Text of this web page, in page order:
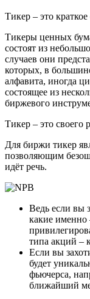
Тикер – это
Тикеры ценных
состоят из
случаев они
которых, в
алфавита, иногда
состоящее из
биржевого
Тикер – это своего
Для биржи тикер
позволяющим
идёт речь.
Ведь если вы
какие
типа акций –
Если вы
будет
фьючерса,
ближайший